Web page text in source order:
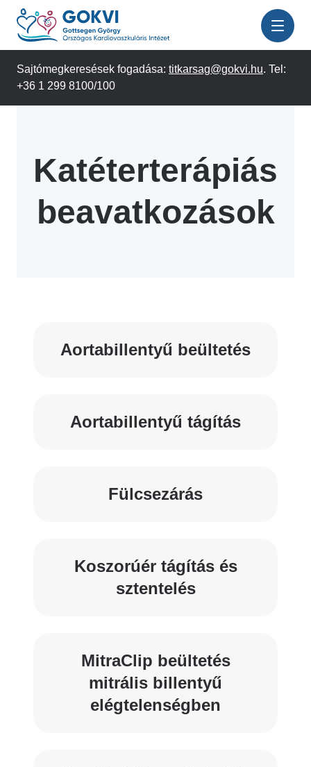
Ugrás
tartalomra
Sajtómegkeresések fogadása: titkarsag@gokvi.hu. Tel:
+36 1 299 8100/100
Katéterterápiás
beavatkozások
Aortabillentyű beültetés
Aortabillentyű tágítás
Fülcsezárás
Koszorúér tágítás és
sztentelés
MitraClip beültetés
mitrális billentyű
elégtelenségben